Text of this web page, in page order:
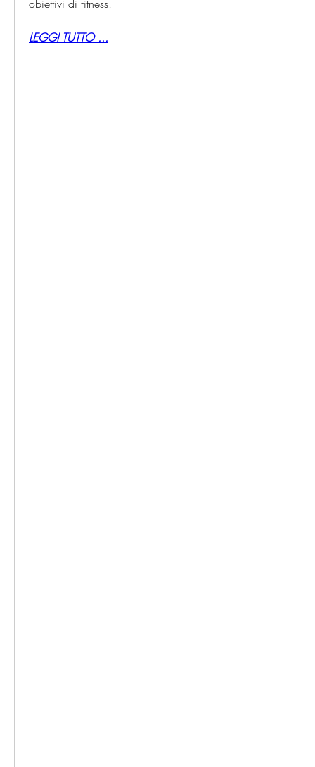
obiettivi di fitness!
LEGGI TUTTO ...